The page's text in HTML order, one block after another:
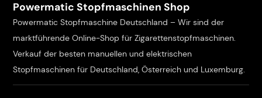
Powermatic Stopfmaschinen Shop
Powermatic Stopfmaschine Deutschland – Wir sind der
marktführende Online-Shop für Zigarettenstopfmaschinen.
Verkauf der besten manuellen und elektrischen
Stopfmaschinen für Deutschland, Österreich und Luxemburg.